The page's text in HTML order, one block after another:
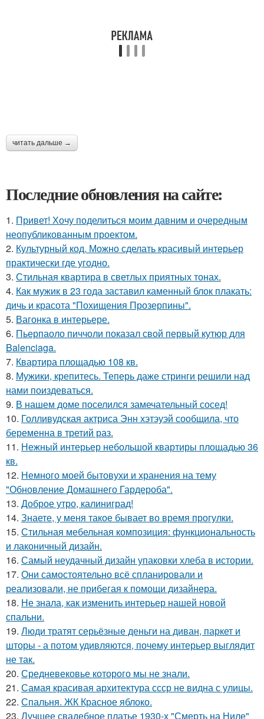
читать дальше →
Последние обновления на сайте:
1. Привет! Хочу поделиться моим давним и очередным
неопубликованным проектом.
2. Культурный код. Можно сделать красивый интерьер
практически где угодно.
3. Стильная квартира в светлых приятных тонах.
4. Как мужик в 23 года заставил каменный блок плакать:
дичь и красота "Похищения Прозерпины".
5. Вагонка в интерьере.
6. Пьерпаоло пиччоли показал свой первый кутюр для
Balenciaga.
7. Квартира площадью 108 кв.
8. Мужики, крепитесь. Теперь даже стринги решили над
нами поиздеваться.
9. В нашем доме поселился замечательный сосед!
10. Голливудская актриса Энн хэтэуэй сообщила, что
беременна в третий раз.
11. Нежный интерьер небольшой квартиры площадью 36
кв.
12. Немного моей бытовухи и хранения на тему
"Обновление Домашнего Гардероба".
13. Доброе утро, калиниград!
14. Знаете, у меня такое бывает во время прогулки.
15. Стильная мебельная композиция: функциональность
и лаконичный дизайн.
16. Самый неудачный дизайн упаковки хлеба в истории.
17. Они самостоятельно всё спланировали и
реализовали, не прибегая к помощи дизайнера.
18. Не знала, как изменить интерьер нашей новой
спальни.
19. Люди тратят серьёзные деньги на диван, паркет и
шторы - а потом удивляются, почему интерьер выглядит
не так.
20. Средневековье которого мы не знали.
21. Самая красивая архитектура ссср не видна с улицы.
22. Спальня. ЖК Красное яблоко.
23. Лучшее свадебное платье 1930-х "Смерть на Ниле"